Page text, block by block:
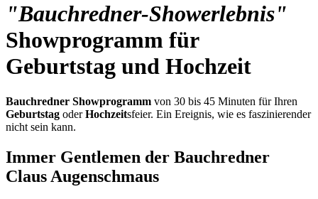
"Bauchredner-Showerlebnis"
Showprogramm für
Geburtstag und Hochzeit
Bauchredner Showprogramm von 30 bis 45 Minuten für Ihren
Geburtstag oderHochzeitsfeier. Ein Ereignis, wie es faszinierender
nicht sein kann.
Immer Gentlemen der Bauchredner
Claus Augenschmaus